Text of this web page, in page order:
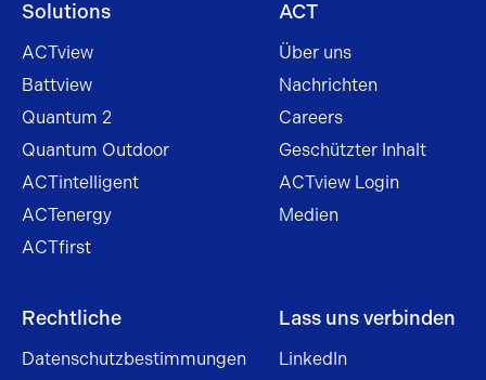
Solutions
ACTview
Battview
Quantum 2
Quantum Outdoor
ACTintelligent
ACTenergy
ACTfirst
ACT
Über uns
Nachrichten
Careers
Geschützter Inhalt
ACTview Login
Medien
Rechtliche
Datenschutzbestimmungen
Lass uns verbinden
LinkedIn